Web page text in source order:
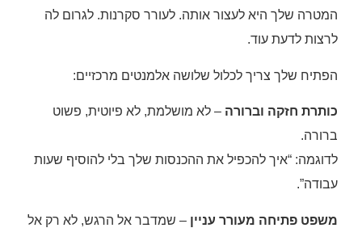
המטרה שלך היא לעצור אותה. לעורר סקרנות. לגרום לה
לרצות לדעת עוד.
הפתיח שלך צריך לכלול שלושה אלמנטים מרכזיים:
כותרת חזקה וברורה – לא מושלמת, לא פיוטית, פשוט
ברורה.
לדוגמה: “איך להכפיל את ההכנסות שלך בלי להוסיף שעות
עבודה”.
משפט פתיחה מעורר עניין – שמדבר אל הרגש, לא רק אל